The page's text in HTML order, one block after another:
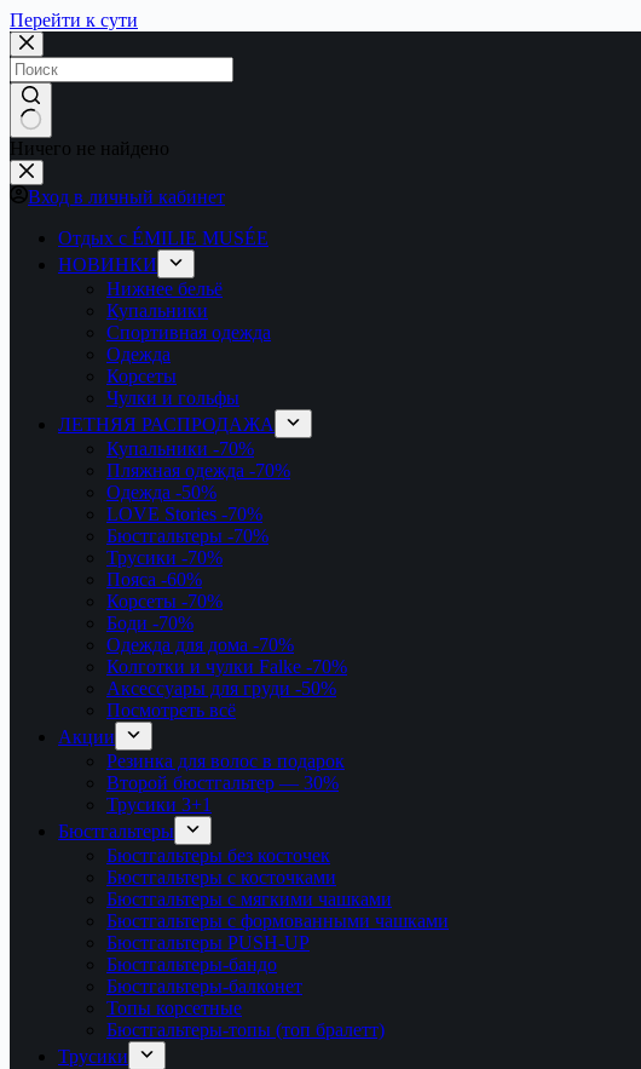
Перейти к сути
Ничего не найдено
Вход в личный кабинет
Отдых с ÉMILIE MUSÉE
НОВИНКИ
Нижнее бельё
Купальники
Спортивная одежда
Одежда
Корсеты
Чулки и гольфы
ЛЕТНЯЯ РАСПРОДАЖА
Купальники -70%
Пляжная одежда -70%
Одежда -50%
LOVE Stories -70%
Бюстгальтеры -70%
Трусики -70%
Пояса -60%
Корсеты -70%
Боди -70%
Одежда для дома -70%
Колготки и чулки Falke -70%
Аксессуары для груди -50%
Посмотреть всё
Акции
Резинка для волос в подарок
Второй бюстгальтер — 30%
Трусики 3+1
Бюстгальтеры
Бюстгальтеры без косточек
Бюстгальтеры с косточками
Бюстгальтеры с мягкими чашками
Бюстгальтеры с формованными чашками
Бюстгальтеры PUSH-UP
Бюстгальтеры-бандо
Бюстгальтеры-балконет
Топы корсетные
Бюстгальтеры-топы (топ бралетт)
Трусики